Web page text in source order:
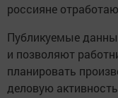
россияне
Публикуемые
и позволяют
планировать
деловую